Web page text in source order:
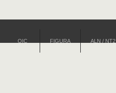
OIC FIGURA ALN / NT2